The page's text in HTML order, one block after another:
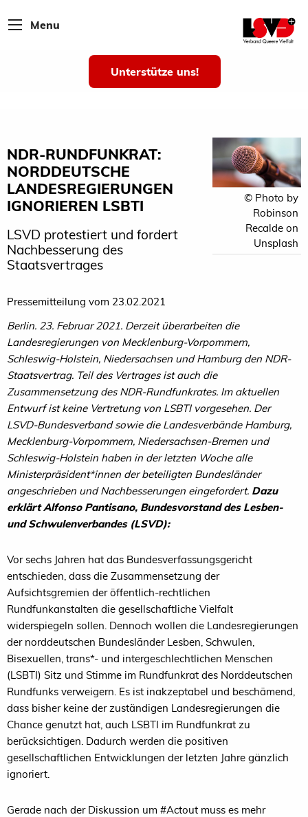
Menu
Unterstütze uns!
NDR-RUNDFUNKRAT:
NORDDEUTSCHE
LANDESREGIERUNGEN
IGNORIEREN LSBTI
LSVD protestiert und fordert
Nachbesserung des
Staatsvertrages
© Photo by
Robinson
Recalde on
Unsplash
Pressemitteilung vom 23.02.2021
Berlin. 23. Februar 2021. Derzeit überarbeiten die
Landesregierungen von Mecklenburg-Vorpommern,
Schleswig-Holstein, Niedersachsen und Hamburg den NDR-
Staatsvertrag. Teil des Vertrages ist auch die
Zusammensetzung des NDR-Rundfunkrates. Im aktuellen
Entwurf ist keine Vertretung von LSBTI vorgesehen. Der
LSVD-Bundesverband sowie die Landesverbände Hamburg,
Mecklenburg-Vorpommern, Niedersachsen-Bremen und
Schleswig-Holstein haben in der letzten Woche alle
Ministerpräsident*innen der beteiligten Bundesländer
angeschrieben und Nachbesserungen eingefordert. Dazu
erklärt Alfonso Pantisano, Bundesvorstand des Lesben-
und Schwulenverbandes (LSVD):
Vor sechs Jahren hat das Bundesverfassungsgericht
entschieden, dass die Zusammensetzung der
Aufsichtsgremien der öffentlich-rechtlichen
Rundfunkanstalten die gesellschaftliche Vielfalt
widerspiegeln sollen. Dennoch wollen die Landesregierungen
der norddeutschen Bundesländer Lesben, Schwulen,
Bisexuellen, trans*- und intergeschlechtlichen Menschen
(LSBTI) Sitz und Stimme im Rundfunkrat des Norddeutschen
Rundfunks verweigern. Es ist inakzeptabel und beschämend,
dass bisher keine der zuständigen Landesregierungen die
Chance genutzt hat, auch LSBTI im Rundfunkrat zu
berücksichtigen. Dadurch werden die positiven
gesellschaftlichen Entwicklungen der letzten Jahre gänzlich
ignoriert.
Gerade nach der Diskussion um #Actout muss es mehr